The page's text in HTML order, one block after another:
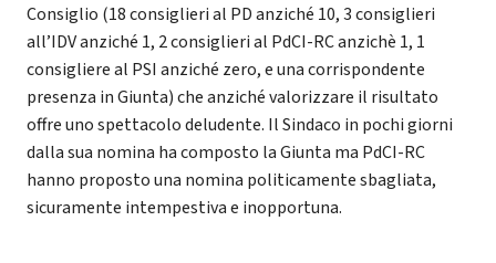
Consiglio (18 consiglieri al PD anziché 10, 3 consiglieri
all’IDV anziché 1, 2 consiglieri al PdCI-RC anzichè 1, 1
consigliere al PSI anziché zero, e una corrispondente
presenza in Giunta) che anziché valorizzare il risultato
offre uno spettacolo deludente. Il Sindaco in pochi giorni
dalla sua nomina ha composto la Giunta ma PdCI-RC
hanno proposto una nomina politicamente sbagliata,
sicuramente intempestiva e inopportuna.